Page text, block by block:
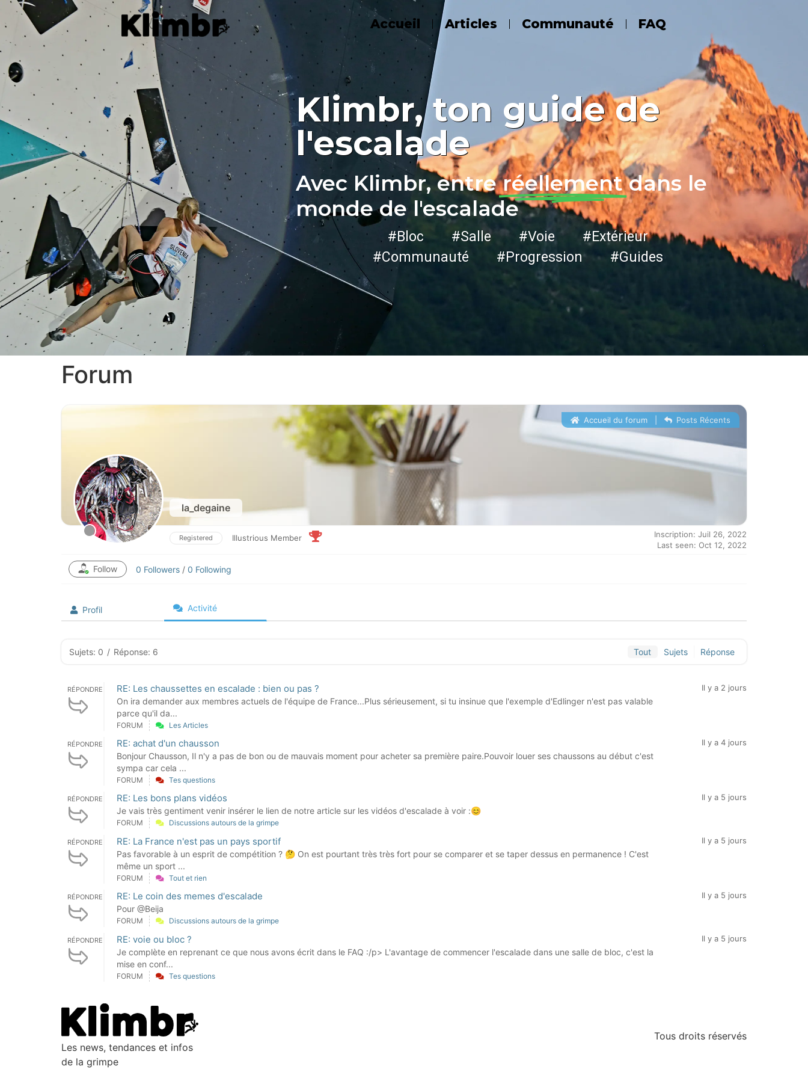
Accueil Articles Communauté FAQ
Klimbr, ton guide de
l'escalade
Avec Klimbr, entre réellement dans le
monde de l'escalade
#Bloc #Salle #Voie #Extérieur
#Communauté #Progression #Guides
Forum
la_degaine
Accueil du forum Posts Récents
Registered Illustrious Member
Inscription: Juil 26, 2022
Last seen: Oct 12, 2022
Follow 0 Followers / 0 Following
Profil Activité
Sujets: 0 / Réponse: 6 Tout Sujets Réponse
RÉPONDRE RE: Les chaussettes en escalade : bien ou pas ?
On ira demander aux membres actuels de l'équipe de France...Plus sérieusement, si tu insinue que l'exemple d'Edlinger n'est pas valable
parce qu'il da...
Il y a 2 jours
FORUM Les Articles
RÉPONDRE RE: achat d'un chausson
Bonjour Chausson, Il n'y a pas de bon ou de mauvais moment pour acheter sa première paire.Pouvoir louer ses chaussons au début c'est
sympa car cela ...
Il y a 4 jours
FORUM Tes questions
RÉPONDRE RE: Les bons plans vidéos
Je vais très gentiment venir insérer le lien de notre article sur les vidéos d'escalade à voir :😊
Il y a 5 jours
FORUM Discussions autours de la grimpe
RÉPONDRE RE: La France n'est pas un pays sportif
Pas favorable à un esprit de compétition ? 🤔 On est pourtant très très fort pour se comparer et se taper dessus en permanence ! C'est
même un sport ...
Il y a 5 jours
FORUM Tout et rien
RÉPONDRE RE: Le coin des memes d'escalade
Pour @Beija
Il y a 5 jours
FORUM Discussions autours de la grimpe
RÉPONDRE RE: voie ou bloc ?
Je complète en reprenant ce que nous avons écrit dans le FAQ :/p> L'avantage de commencer l'escalade dans une salle de bloc, c'est la
mise en conf...
Il y a 5 jours
FORUM Tes questions
Les news, tendances et infos
de la grimpe
Tous droits réservés